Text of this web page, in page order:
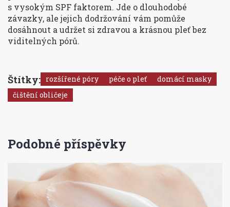
s vysokým SPF faktorem. Jde o dlouhodobé
závazky, ale jejich dodržování vám pomůže
dosáhnout a udržet si zdravou a krásnou pleť bez
viditelných pórů.
Štítky: rozšířené póry péče o pleť
domácí masky
čištění obličeje
Podobné příspěvky